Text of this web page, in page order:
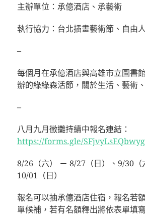
主辦單位：承億酒店、承藝術
執行協力：台北插畫藝術節、自由
–
每個月在承億酒店與高雄市立圖書
辦的綠綠森活節，關於生活、藝術
–
八月九月徵攤持續中報名連結：
https://forms.gle/
8/26（六） － 8/27（日）、9/30（
10/01（日）
報名可以抽承億酒店住宿，報名若
單候補，若有名額釋出將依表單填